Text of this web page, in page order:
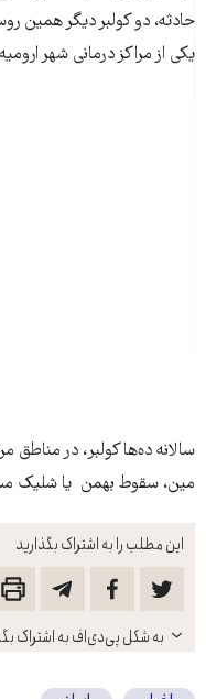
این مطلب را به اشتراک بگذارید
باز
کنید
به شکل پی‌دی‌اف به اشتراک
حادثه، دو کولبر دیگر همین
یکی از مراکز درمانی شهر
سالانه ده‌ها کولبر، در مناطق
مین، سقوط بهمن یا شلیک